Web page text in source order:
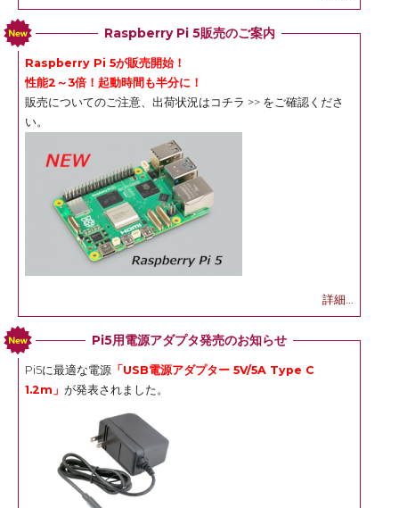
Raspberry Pi 5販売のご案内
Raspberry Pi 5が販売開始！
性能2～3倍！起動時間も半分に！
販売についてのご注意、出荷状況は コチラ >> をご確認くださ
い。
詳細...
Pi5用電源アダプタ発売のお知らせ
Pi5に最適な電源 「USB電源アダプター 5V/5A Type C
1.2m」 が発表されました。